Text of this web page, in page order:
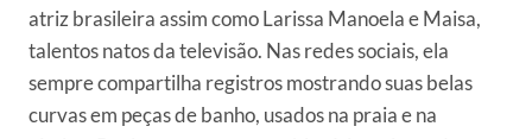
atriz brasileira assim como Larissa Manoela e Maisa,
talentos natos da televisão. Nas redes sociais, ela
sempre compartilha registros mostrando suas belas
curvas em peças de banho, usados na praia e na